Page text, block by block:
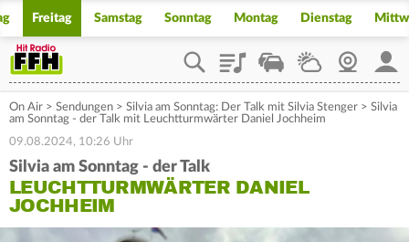
Freitag Samstag Sonntag Montag Dienstag
PlaylistStaupilotWetterWebcam
On Air > Sendungen > Silvia am Sonntag: Der Talk mit Silvia Stenger > Silvia
am Sonntag - der Talk mit Leuchtturmwärter Daniel Jochheim
09.08.2024, 10:26 Uhr
Silvia am Sonntag - der Talk
LEUCHTTURMWÄRTER DANIEL
JOCHHEIM